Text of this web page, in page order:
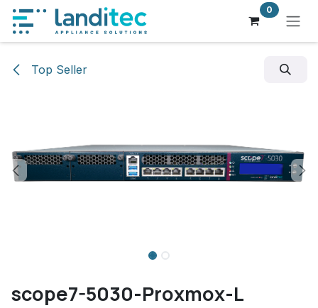
Zum Inhalt springen 0
Top Seller
scope7-5030-Proxmox-L